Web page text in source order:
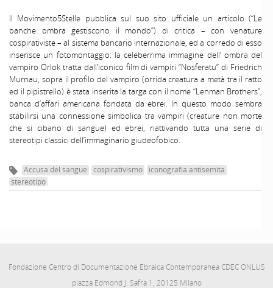
Il Movimento5Stelle pubblica sul suo sito ufficiale un articolo (“Le
banche ombra gestiscono il mondo”) di critica – con venature
cospirativiste – al sistema bancario internazionale, ed a corredo di esso
inserisce un fotomontaggio: la celeberrima immagine dell’ ombra del
vampiro Orlok tratta dall’iconico film di vampiri “Nosferatu” di Friedrich
Murnau, sopra il profilo del vampiro (orrida creatura a metà tra il ratto
ed il pipistrello) è stata inserita la targa con il nome “Lehman Brothers”,
banca d’affari americana fondata da ebrei. In questo modo sembra
stabilirsi una connessione simbolica tra vampiri (creature non morte
che si cibano di sangue) ed ebrei, riattivando tutta una serie di
stereotipi classici dell’immaginario giudeofobico.
Accusa del sangue cospirativismo
iconografia antisemita
stereotipo
Fondazione Centro di Documentazione Ebraica Contemporanea CDEC ONLUS
piazza Edmond J. Safra 1, 20125 Milano